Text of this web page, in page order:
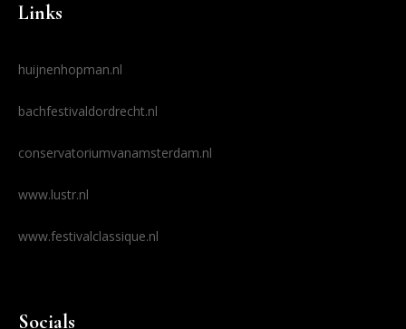
Links
huijnenhopman.nl
bachfestivaldordrecht.nl
conservatoriumvanamsterdam.nl
www.lustr.nl
www.festivalclassique.nl
Socials